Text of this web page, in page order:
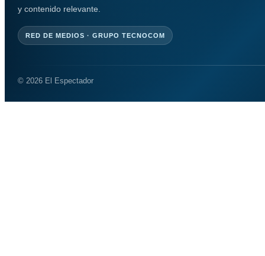
y contenido relevante.
RED DE MEDIOS · GRUPO TECNOCOM
© 2026 El Espectador